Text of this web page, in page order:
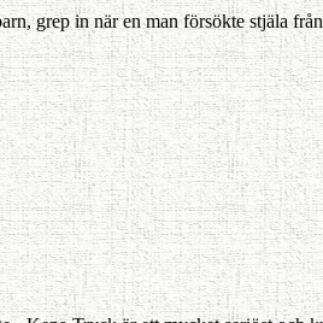
grep in när en man försökte stjäla